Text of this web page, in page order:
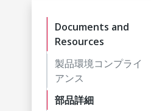
Documents and
Resources
製品環境コンプライ
アンス
部品詳細